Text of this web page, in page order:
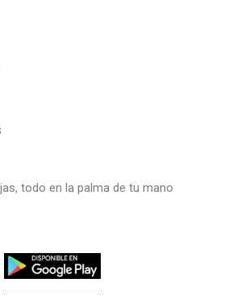
todo en la palma de tu mano